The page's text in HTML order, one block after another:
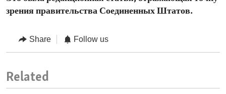
зрения правительства Соединенных Штатов.
Share Follow us
Related